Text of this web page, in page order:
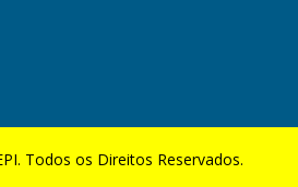
Todos os Direitos Reservados.